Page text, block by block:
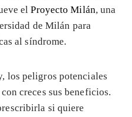
elProyecto Milán, una
de Milán para
al síndrome.
los peligros potenciales
creces sus beneficios.
si quiere